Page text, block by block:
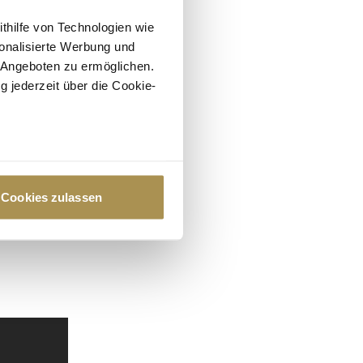
von Technologien wie
Werbung und
zu ermöglichen.
jederzeit über die Cookie-
Präferenzen im
Cookies zulassen